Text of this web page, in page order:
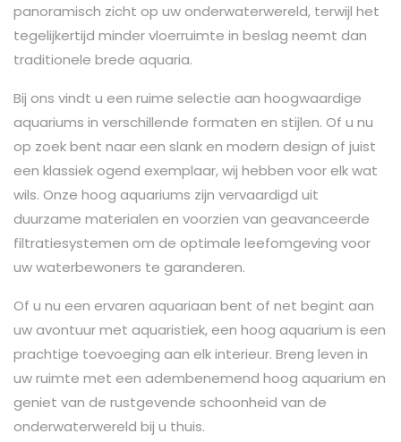
panoramisch zicht op uw onderwaterwereld, terwijl het
tegelijkertijd minder vloerruimte in beslag neemt dan
traditionele brede aquaria.
Bij ons vindt u een ruime selectie aan hoogwaardige
aquariums in verschillende formaten en stijlen. Of u nu
op zoek bent naar een slank en modern design of juist
een klassiek ogend exemplaar, wij hebben voor elk wat
wils. Onze hoog aquariums zijn vervaardigd uit
duurzame materialen en voorzien van geavanceerde
filtratiesystemen om de optimale leefomgeving voor
uw waterbewoners te garanderen.
Of u nu een ervaren aquariaan bent of net begint aan
uw avontuur met aquaristiek, een hoog aquarium is een
prachtige toevoeging aan elk interieur. Breng leven in
uw ruimte met een adembenemend hoog aquarium en
geniet van de rustgevende schoonheid van de
onderwaterwereld bij u thuis.